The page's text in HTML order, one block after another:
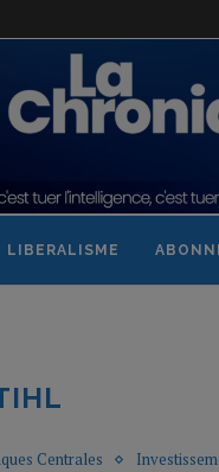
LIBERALISME
Centrales